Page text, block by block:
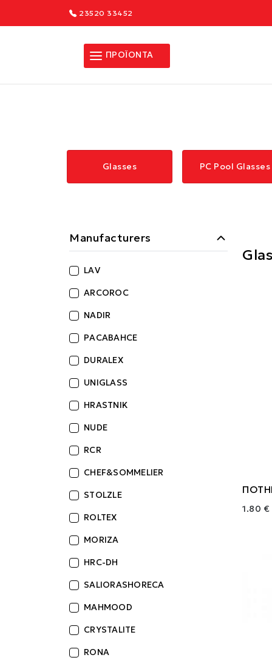
23520 33452
ΠΡΟΪΟΝΤΑ
Glasses PC Pool Glasses
1.80 €
Manufacturers
LAV
ARCOROC
NADIR
PACABAHCE
DURALEX
UNIGLASS
HRASTNIK
NUDE
RCR
CHEF&SOMMELIER
STOLZLE
ROLTEX
MORIZA
HRC-DH
SALIORASHORECA
MAHMOOD
CRYSTALITE
RONA